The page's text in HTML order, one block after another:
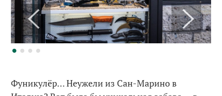
Фуникулёр… Неужели из Сан-Марино в